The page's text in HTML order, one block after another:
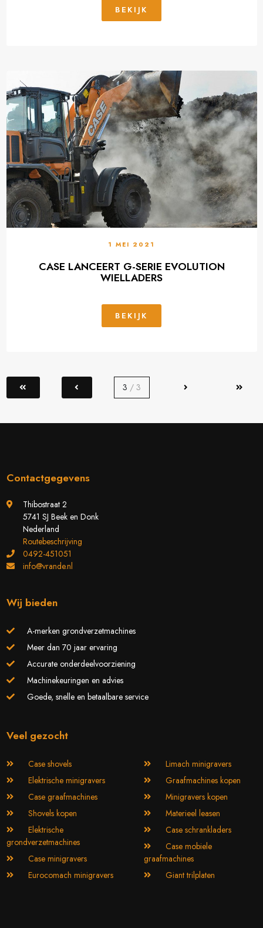
BEKIJK
1 MEI 2021
CASE LANCEERT G-SERIE EVOLUTION
WIELLADERS
BEKIJK
3 / 3
Contactgegevens
Thibostraat 2
5741 SJ Beek en Donk
Nederland
Routebeschrijving
0492-451051
info@vrande.nl
Wij bieden
A-merken grondverzetmachines
Meer dan 70 jaar ervaring
Accurate onderdeelvoorziening
Machinekeuringen en advies
Goede, snelle en betaalbare service
Veel gezocht
Case shovels
Elektrische minigravers
Case graafmachines
Shovels kopen
Elektrische
grondverzetmachines
Case minigravers
Eurocomach minigravers
Limach minigravers
Graafmachines kopen
Minigravers kopen
Materieel leasen
Case schrankladers
Case mobiele
graafmachines
Giant trilplaten